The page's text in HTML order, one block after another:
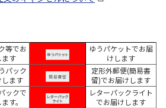
等でお
ます
ゆうパケットでお届
けします
パック
ます
定形外郵便(簡易書
留)でお届けします
ックで
す。
レターパックライト
でお届けします